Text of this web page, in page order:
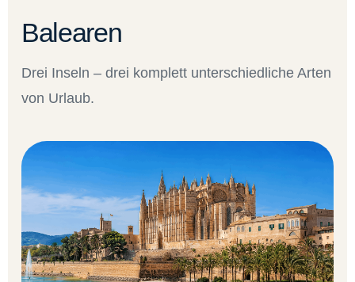
Balearen
Drei Inseln – drei komplett unterschiedliche Arten
von Urlaub.